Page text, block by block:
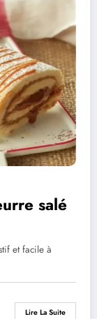
salé
et facile à
Lire La Suite